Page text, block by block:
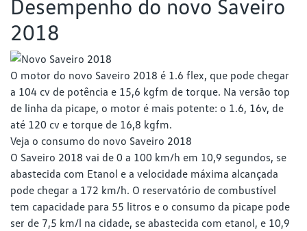
Desempenho do novo Saveiro
2018
O motor do novo Saveiro 2018 é 1.6 flex, que pode chegar
a 104 cv de potência e 15,6 kgfm de torque. Na versão top
de linha da picape, o motor é mais potente: o 1.6, 16v, de
até 120 cv e torque de 16,8 kgfm.
Veja o consumo do novo Saveiro 2018
O Saveiro 2018 vai de 0 a 100 km/h em 10,9 segundos, se
abastecida com Etanol e a velocidade máxima alcançada
pode chegar a 172 km/h. O reservatório de combustível
tem capacidade para 55 litros e o consumo da picape pode
ser de 7,5 km/l na cidade, se abastecida com etanol, e 10,9